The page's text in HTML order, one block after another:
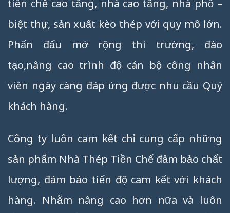
tiền chế cao tầng, nhà cao tầng, nhà phố –
biệt thự, sản xuất kèo thép với quy mô lớn.
Phấn đấu mở rộng thi trường, đào
tạo,nâng cao trình độ cán bộ công nhân
viên ngày càng đáp ứng được nhu cầu Quý
khách hàng.
Công ty luôn cam kết chỉ cung cấp những
sản phẩm Nhà Thép Tiền Chế đảm bảo chất
lượng, đảm bảo tiến độ cam kết với khách
hàng. Nhằm nâng cao hơn nữa và luôn